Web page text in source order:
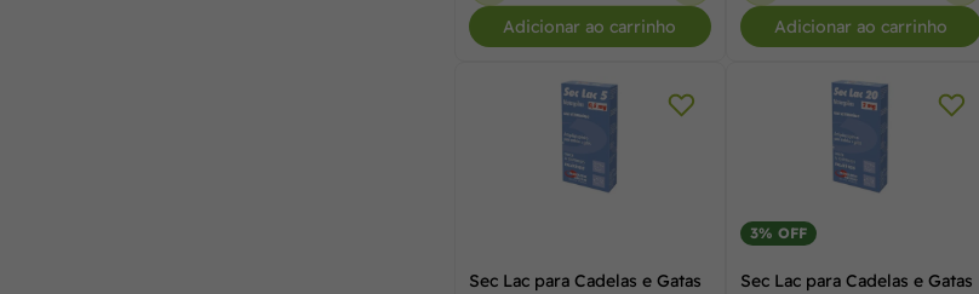
Adicionar ao carrinho Adicionar ao carrinho
Sec Lac para Cadelas e Gatas
3% OFF
Sec Lac para Cadelas e Gatas